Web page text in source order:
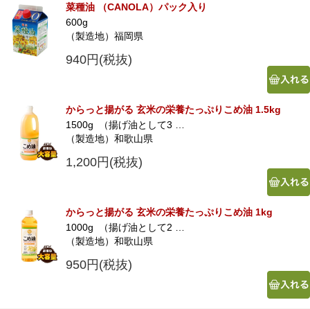
菜種油 （CANOLA）パック入り
600g
（製造地）福岡県
940円(税抜)
からっと揚がる 玄米の栄養たっぷりこめ油 1.5kg
1500g （揚げ油として3 …
（製造地）和歌山県
1,200円(税抜)
からっと揚がる 玄米の栄養たっぷりこめ油 1kg
1000g （揚げ油として2 …
（製造地）和歌山県
950円(税抜)